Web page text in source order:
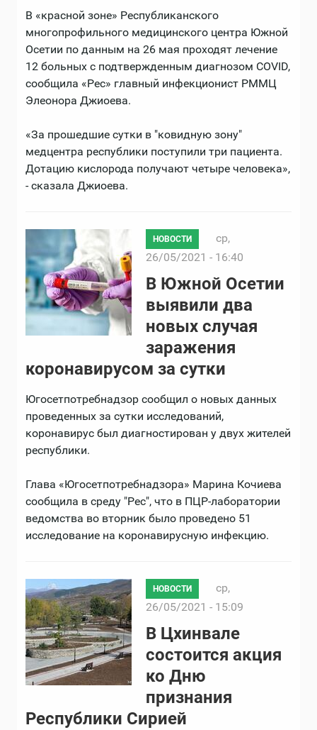
В «красной зоне» Республиканского
многопрофильного медицинского центра Южной
Осетии по данным на 26 мая проходят лечение
12 больных с подтвержденным диагнозом COVID,
сообщила «Рес» главный инфекционист РММЦ
Элеонора Джиоева.
«За прошедшие сутки в "ковидную зону"
медцентра республики поступили три пациента.
Дотацию кислорода получают четыре человека»,
- сказала Джиоева.
НОВОСТИ
ср,
26/05/2021 - 16:40
В Южной Осетии
выявили два
новых случая
заражения
коронавирусом за сутки
Югосетпотребнадзор сообщил о новых данных
проведенных за сутки исследований,
коронавирус был диагностирован у двух жителей
республики.
Глава «Югосетпотребнадзора» Марина Кочиева
сообщила в среду "Рес", что в ПЦР-лаборатории
ведомства во вторник было проведено 51
исследование на коронавирусную инфекцию.
НОВОСТИ
ср,
26/05/2021 - 15:09
В Цхинвале
состоится акция
ко Дню
признания
Республики Сирией